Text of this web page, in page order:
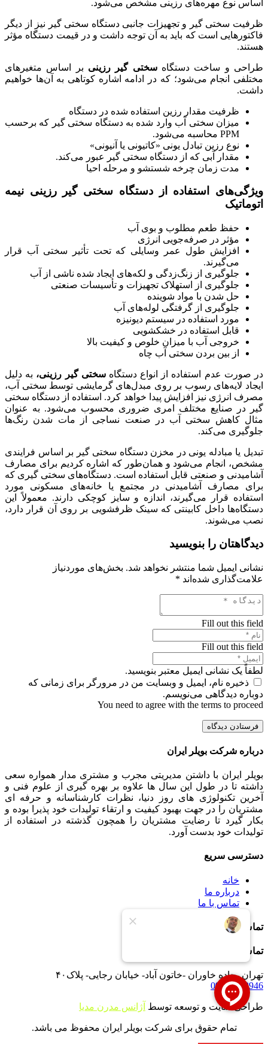
اساس نوع مهره‌های رزینی مشخص می‌شود.
ظرفیت سختی گیر و تجهیزات جانبی دستگاه سختی گیر نیز از دیگر
فاکتورهایی است که باید به آن توجه داشت و در قیمت دستگاه مؤثر
هستند.
طراحی و ساخت دستگاهسختی گیر رزینی بر اساس متغیرهای
مختلفی انجام می‌شود؛ که در ادامه اشاره کوتاهی به آن‌ها خواهیم
داشت.
ظرفیت مقدار رزین استفاده شده در دستگاه
میزان سختی آب وارد شده به دستگاه سختی گیر که برحسب
PPM محاسبه می‌شود.
نوع رزین تبادل یونی «کاتیونی یا آنیونی»
مقدار آبی که از دستگاه سختی گیر عبور می‌کند.
مدت زمان چرخه شستشو و مرحله احیا
ویژگی‌های استفاده از دستگاه سختی گیر رزینی نیمه
اتوماتیک
حفظ طعم مطلوب و بوی آب
مؤثر در صرفه‌جویی انرژی
افزایش طول عمر وسایلی که تحت تأثیر سختی آب قرار
می‌گیرند.
جلوگیری از زنگ‌زدگی و لکه‌های ایجاد شده ناشی از آب
جلوگیری از استهلاک تجهیزات و تأسیسات صنعتی
حل شدن با مواد شوینده
جلوگیری از گرفتگی لوله‌های آب
مورد استفاده در سیستم دیونیزه
قابل استفاده در خشکشویی
خروجی آب با میزان خلوص و کیفیت بالا
از بین بردن سختی آب چاه
در صورت عدم استفاده از انواع دستگاهسختی گیر رزینی، به دلیل
ایجاد لایه‌های رسوب بر روی مبدل‌های گرمایشی توسط سختی آب،
مصرف انرژی نیز افزایش پیدا خواهد کرد. استفاده از دستگاه سختی
گیر در صنایع مختلف امری ضروری محسوب می‌شود. به عنوان
مثال کاهش سختی آب در صنعت نساجی از مات شدن رنگ‌ها
جلوگیری می‌کند.
تبدیل یا مبادله یونی در مخزن دستگاه سختی گیر بر اساس فرایندی
مشخص، انجام می‌شود و همان‌طور که اشاره کردیم برای مصارف
آشامیدنی و صنعتی قابل استفاده است. دستگاه‌های سختی گیری که
برای مصارف آشامیدنی در مجتمع یا خانه‌های مسکونی مورد
استفاده قرار می‌گیرند، اندازه و سایز کوچکی دارند. معمولاً این
دستگاه‌ها داخل کابینتی که سینک ظرفشویی بر روی آن قرار دارد،
نصب می‌شوند.
دیدگاهتان را بنویسید
نشانی ایمیل شما منتشر نخواهد شد. بخش‌های موردنیاز
علامت‌گذاری شده‌اند *
Fill out this field
Fill out this field
لطفاً یک نشانی ایمیل معتبر بنویسید.
ذخیره نام، ایمیل و وبسایت من در مرورگر برای زمانی که
دوباره دیدگاهی می‌نویسم.
You need to agree with the terms to proceed
فرستادن دیدگاه
درباره شرکت بویلر ایران
بویلر ایران با داشتن مدیریتی مجرب و مشتری مدار همواره سعی
داشته تا در طول این سال ها علاوه بر بهره گیری از علوم فنی و
آخرین تکنولوژی های روز دنیا، نظرات کارشناسانه و حرفه ای
مشتریان را در جهت بهبود کیفیت و ارتقاء تولیدات خود پذیرا بوده و
بکار گیرد تا رضایت مشتریان را همچون گذشته در استفاده از
تولیدات خود بدست آورد.
دسترسی سریع
خانه
درباره ما
تماس با ما
تماس با ما
تماس با ما
تهران -جاده خاوران -خاتون آباد- خیابان رجایی- پلاک۴۰
09121233946
طراحی سایت و توسعه توسط آژانس مدرن مدیا
تمام حقوق برای شرکت بویلر ایران محفوظ می باشد.